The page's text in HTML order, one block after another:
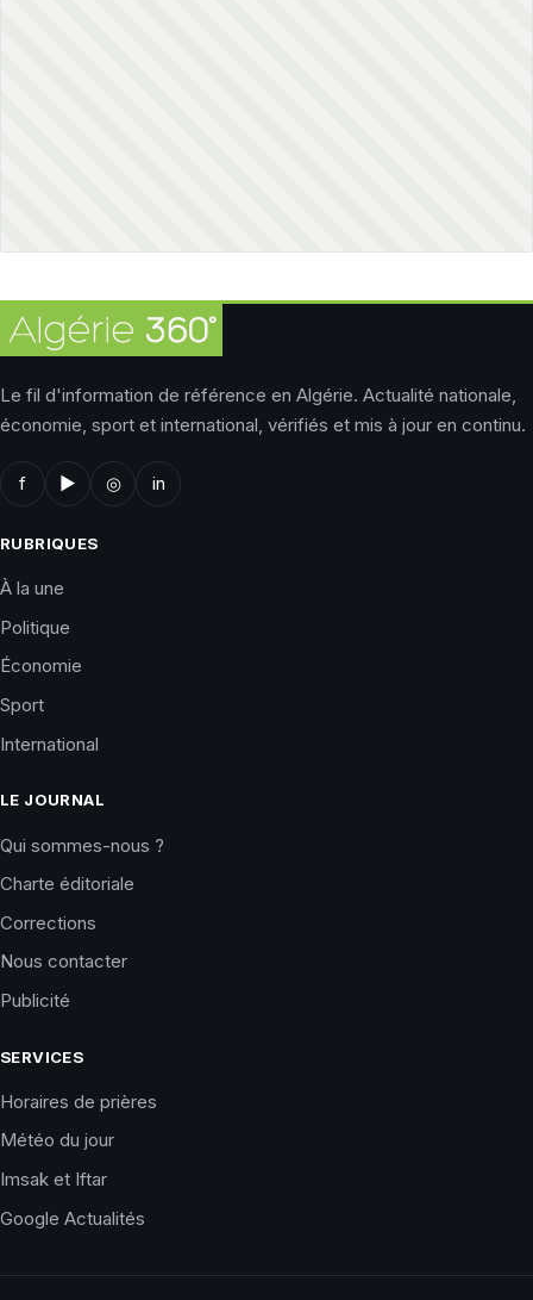
Le fil d'information de référence en Algérie. Actualité nationale,
économie, sport et international, vérifiés et mis à jour en continu.
f ▶ ◎ in
RUBRIQUES
À la une
Politique
Économie
Sport
International
LE JOURNAL
Qui sommes-nous ?
Charte éditoriale
Corrections
Nous contacter
Publicité
SERVICES
Horaires de prières
Météo du jour
Imsak et Iftar
Google Actualités